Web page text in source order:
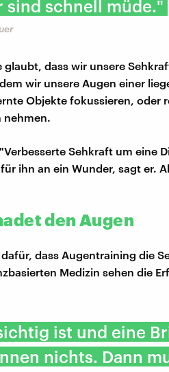
sind schnell müde."
glaubt, dass wir unsere
wir unsere Augen einer
Objekte fokussieren, oder
nehmen.
Sehkraft um eine
ihn an ein Wunder, sagt er.
den Augen
dass Augentraining die
Medizin sehen die
ist und eine
nichts. Dann